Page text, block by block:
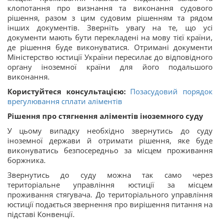
клопотання про визнання та виконання судового
рішення, разом з цим судовим рішенням та рядом
інших документів. Зверніть увагу на те, що усі
документи мають бути перекладені на мову тієї країни,
де рішення буде виконуватися. Отримані документи
Міністерство юстиції України пересилає до відповідного
органу іноземної країни для його подальшого
виконання.
Користуйтеся консультацією: Позасудовий порядок
врегулювання сплати аліментів
Рішення про стягнення аліментів іноземного суду
У цьому випадку необхідно звернутись до суду
іноземної держави й отримати рішення, яке буде
виконуватись безпосередньо за місцем проживання
боржника.
Звернутись до суду можна так само через
територіальне управління юстиції за місцем
проживання стягувача. До територіального управління
юстиції подається звернення про вирішення питання на
підставі Конвенції.